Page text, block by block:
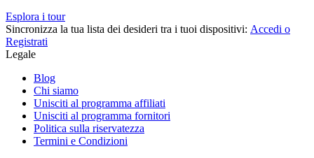
Esplora i tour
Sincronizza la tua lista dei desideri tra i tuoi dispositivi: Accedi o
Registrati
Legale
Blog
Chi siamo
Unisciti al programma affiliati
Unisciti al programma fornitori
Politica sulla riservatezza
Termini e Condizioni